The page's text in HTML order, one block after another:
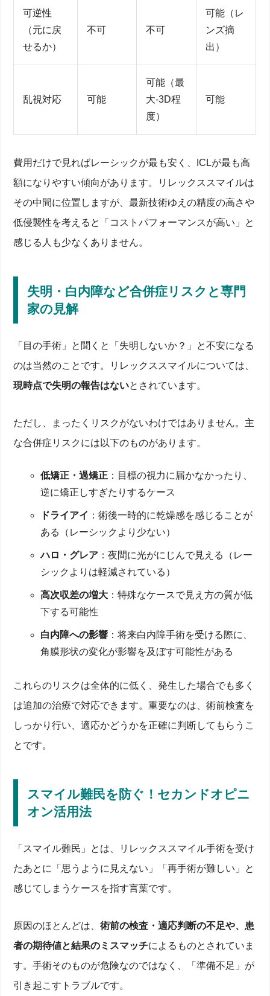
可逆性
（元に戻
せるか）
不可 不可
可能（レ
ンズ摘
出）
乱視対応 可能
可能（最
大-3D程
度）
可能
費用だけで見ればレーシックが最も安く、ICLが最も高
額になりやすい傾向があります。リレックススマイルは
その中間に位置しますが、最新技術ゆえの精度の高さや
低侵襲性を考えると「コストパフォーマンスが高い」と
感じる人も少なくありません。
失明・白内障など合併症リスクと専門
家の見解
「目の手術」と聞くと「失明しないか？」と不安になる
のは当然のことです。リレックススマイルについては、
現時点で失明の報告はないとされています。
ただし、まったくリスクがないわけではありません。主
な合併症リスクには以下のものがあります。
低矯正・過矯正 ：目標の視力に届かなかったり、
逆に矯正しすぎたりするケース
ドライアイ ：術後一時的に乾燥感を感じることが
ある（レーシックより少ない）
ハロ・グレア ：夜間に光がにじんで見える（レー
シックよりは軽減されている）
高次収差の増大 ：特殊なケースで見え方の質が低
下する可能性
白内障への影響 ：将来白内障手術を受ける際に、
角膜形状の変化が影響を及ぼす可能性がある
これらのリスクは全体的に低く、発生した場合でも多く
は追加の治療で対応できます。重要なのは、術前検査を
しっかり行い、適応かどうかを正確に判断してもらうこ
とです。
スマイル難民を防ぐ！セカンドオピニ
オン活用法
「スマイル難民」とは、リレックススマイル手術を受け
たあとに「思うように見えない」「再手術が難しい」と
感じてしまうケースを指す言葉です。
原因のほとんどは、術前の検査・適応判断の不足や、患
者の期待値と結果のミスマッチによるものとされていま
す。手術そのものが危険なのではなく、「準備不足」が
引き起こすトラブルです。
症例数・実績・機器導入歴・専門医資格をチェック
芸能人も体験？患者口コミ・体験談で見る満足度
新宿・東京のおすすめ眼科クリニック3選
適応検査で屈折度・角膜厚を測定する方法
手術当日の流れと痛み軽減のための麻酔技術
失敗・失明を防ぐ術後フォローと追加照射の可能性
片眼だけ受けても大丈夫？メリットと注意事項
ICL追加やLASIK再手術は必要になる？
保険適用や医療費控除で費用を抑える方法
まとめ：後悔しないクリニック選びと料金シミュレー